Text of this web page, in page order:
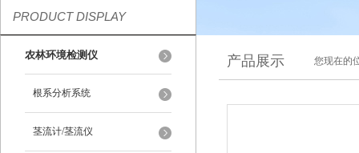
PRODUCT DISPLAY
农林环境检测仪
根系分析系统
茎流计/茎流仪
产品展示 您现在的